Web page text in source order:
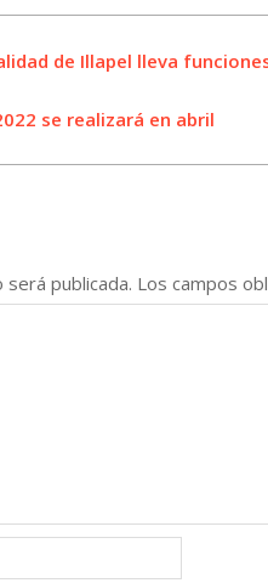
de Illapel lleva
se realizará en abril
publicada. Los campos